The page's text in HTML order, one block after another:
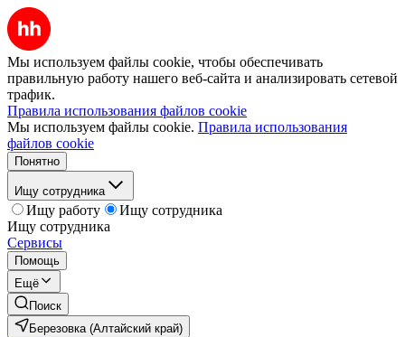
Мы используем файлы cookie, чтобы обеспечивать
правильную работу нашего веб-сайта и анализировать сетевой
трафик.
Правила использования файлов cookie
Мы используем файлы cookie. Правила использования
файлов cookie
Понятно
Ищу сотрудника
Ищу работу
Ищу сотрудника
Ищу сотрудника
Сервисы
Помощь
Ещё
Поиск
Березовка (Алтайский край)